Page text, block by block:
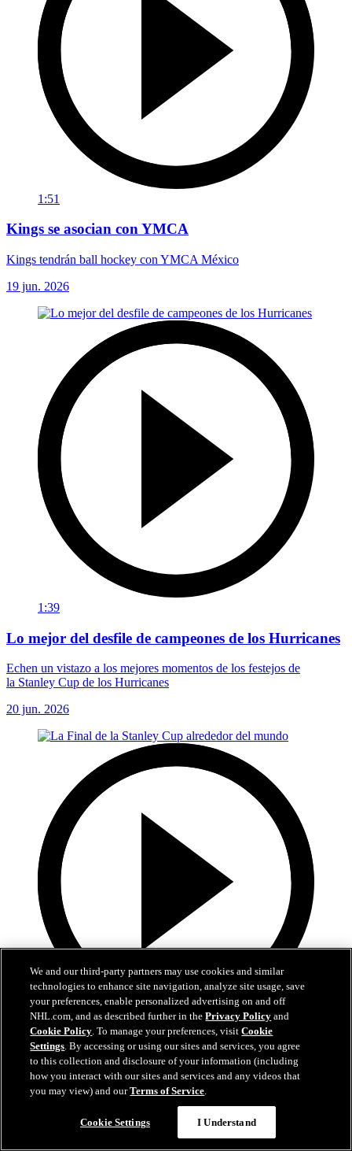
1:51
Kings se asocian con YMCA
Kings tendrán ball hockey con YMCA México
19 jun. 2026
1:39
Lo mejor del desfile de campeones de los Hurricanes
Echen un vistazo a los mejores momentos de los festejos de
la Stanley Cup de los Hurricanes
20 jun. 2026
10:17
La Final de la Stanley Cup alrededor del mundo
Reviva los mejores momentos de la Final en 21 transmisiones y 14
We and our third-party partners may use cookies and similar
technologies to enhance site navigation, analyze site usage, save
your preferences, enable personalized advertising on and off
NHL.com, and as described further in thePrivacy Policy and
Cookie Policy. To manage your preferences, visitCookie
Settings. By accessing or using our sites and services, you agree
to this collection and disclosure of your information (including
how you interact with our sites and services and any videos that
you may view) and ourTerms of Service.
Cookie Settings I Understand